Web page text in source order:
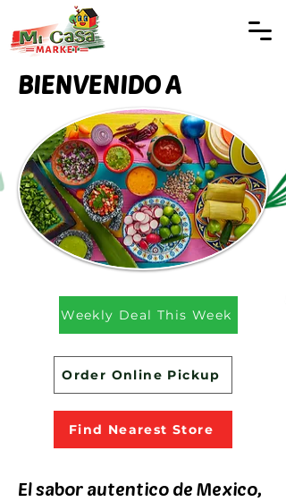
BIENVENIDO A
Weekly Deal This Week
Order Online Pickup
Find Nearest Store
El sabor autentico de Mexico,